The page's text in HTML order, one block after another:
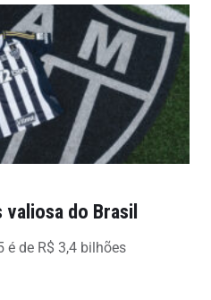
valiosa do Brasil
de R$ 3,4 bilhões